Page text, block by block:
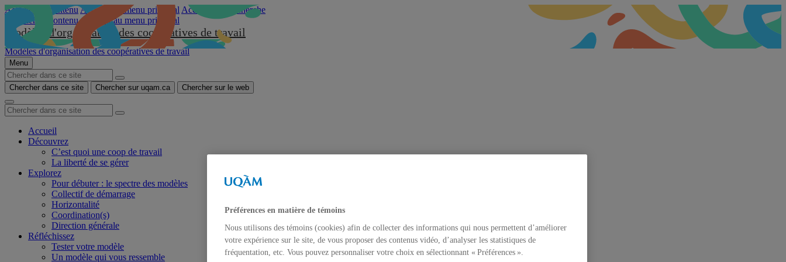
Accéder au contenuAccéder au menu principal Accéder à la recherche
Accéder au contenuAccéder au menu principal
Modèles d'organisation des coopératives de travail
Modèles d'organisation des coopératives de travail
Menu
Chercher dans ce site Chercher sur uqam.ca Chercher sur le web
Accueil
Découvrez
C’est quoi une coop de travail
La liberté de se gérer
Explorez
Pour débuter : le spectre des modèles
Collectif de démarrage
Horizontalité
Coordination(s)
Direction générale
Réfléchissez
Tester votre modèle
Un modèle qui vous ressemble
Préférences en matière de témoins
Nous utilisons des témoins (cookies) afin de collecter des informations qui nous permettent d’améliorer
votre expérience sur le site, de vous proposer des contenus vidéo, d’analyser les statistiques de
fréquentation, etc. Vous pouvez personnaliser votre choix en sélectionnant « Préférences ».